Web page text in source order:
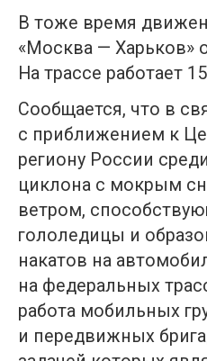
В тоже время
«Москва — Харьков»
На трассе работает
Сообщается, что в
с приближением к
региону России
циклона с мокрым
ветром,
гололедицы и
накатов на
на федеральных
работа мобильных
и передвижных